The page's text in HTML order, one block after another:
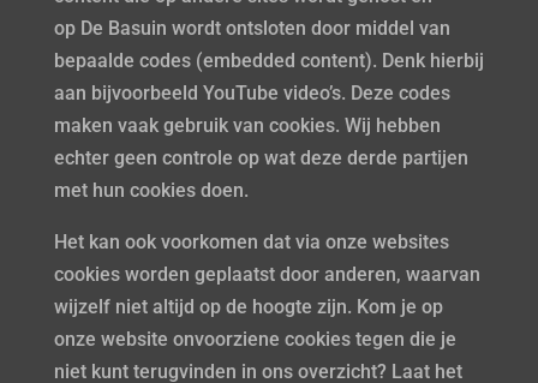
op De Basuin wordt ontsloten door middel van
bepaalde codes (embedded content). Denk hierbij
aan bijvoorbeeld YouTube video’s. Deze codes
maken vaak gebruik van cookies. Wij hebben
echter geen controle op wat deze derde partijen
met hun cookies doen.
Het kan ook voorkomen dat via onze websites
cookies worden geplaatst door anderen, waarvan
wijzelf niet altijd op de hoogte zijn. Kom je op
onze website onvoorziene cookies tegen die je
niet kunt terugvinden in ons overzicht? Laat het